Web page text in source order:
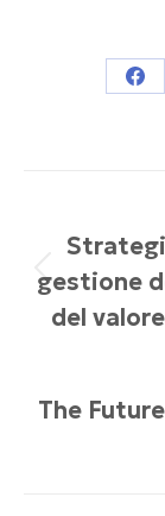
gestione
del
The